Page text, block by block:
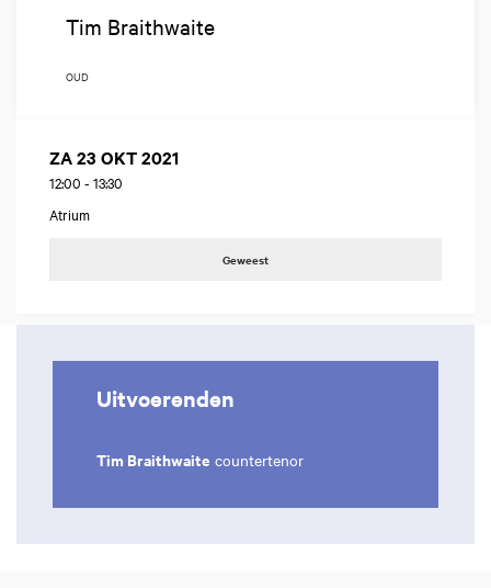
Tim Braithwaite
OUD
ZA 23 OKT 2021
12:00 - 13:30
Atrium
Geweest
Uitvoerenden
Tim Braithwaite countertenor